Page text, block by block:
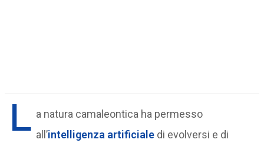
L a natura camaleontica ha permesso
all’intelligenza artificialedi evolversi e di